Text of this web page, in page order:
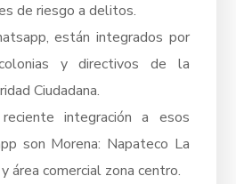
de riesgo a delitos.
están integrados por
y directivos de la
Ciudadana.
integración a esos
son Morena: Napateco La
área comercial zona centro.